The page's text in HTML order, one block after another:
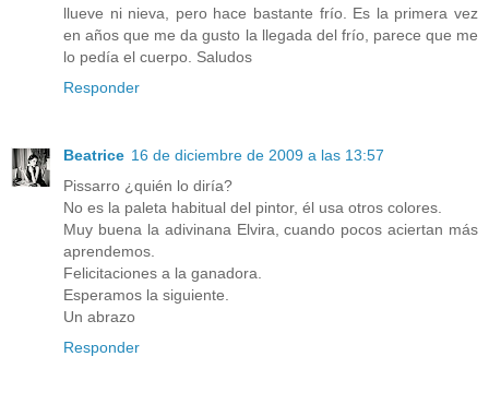
llueve ni nieva, pero hace bastante frío. Es la primera vez
en años que me da gusto la llegada del frío, parece que me
lo pedía el cuerpo. Saludos
Responder
Beatrice 16 de diciembre de 2009 a las 13:57
Pissarro ¿quién lo diría?
No es la paleta habitual del pintor, él usa otros colores.
Muy buena la adivinana Elvira, cuando pocos aciertan más
aprendemos.
Felicitaciones a la ganadora.
Esperamos la siguiente.
Un abrazo
Responder